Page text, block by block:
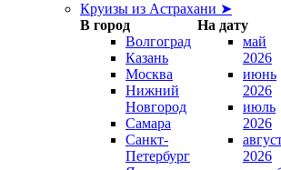
Круизы из Астрахани ➤
В город
На дату
Волгоград
Казань
Москва
Нижний
Новгород
Самара
Санкт-
Петербург
май
2026
июнь
2026
июль
2026
2026